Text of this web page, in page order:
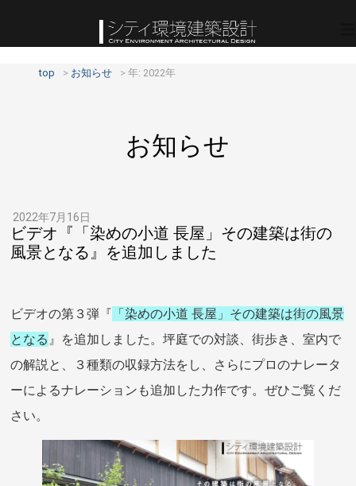
top お知らせ 年: 2022年
お知らせ
2022年7月16日
ビデオ『「染めの小道 長屋」その建築は街の
風景となる』を追加しました
ビデオの第３弾『 「染めの小道 長屋」その建築は街の風景
となる 』を追加しました。坪庭での対談、街歩き、室内で
の解説と、３種類の収録方法をし、さらにプロのナレータ
ーによるナレーションも追加した力作です。ぜひご覧くだ
さい。